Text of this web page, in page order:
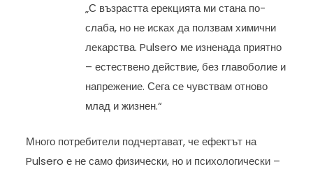
„С възрастта ерекцията ми стана по-
слаба, но не исках да ползвам химични
лекарства. Pulsero ме изненада приятно
– естествено действие, без главоболие и
напрежение. Сега се чувствам отново
млад и жизнен.“
Много потребители подчертават, че ефектът на
Pulsero е не само физически, но и психологически –